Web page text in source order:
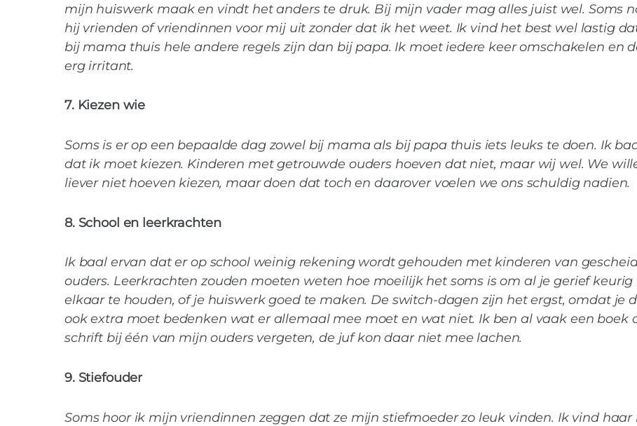
mijn huiswerk maak en vindt het anders te druk. Bij mijn vader mag alles juist wel. Soms
hij vrienden of vriendinnen voor mij uit zonder dat ik het weet. Ik vind het best wel lastig
bij mama thuis hele andere regels zijn dan bij papa. Ik moet iedere keer omschakelen en
erg irritant.
7. Kiezen wie
Soms is er op een bepaalde dag zowel bij mama als bij papa thuis iets leuks te doen. Ik
dat ik moet kiezen. Kinderen met getrouwde ouders hoeven dat niet, maar wij wel. We
liever niet hoeven kiezen, maar doen dat toch en daarover voelen we ons schuldig nadien.
8. School en leerkrachten
Ik baal ervan dat er op school weinig rekening wordt gehouden met kinderen van
ouders. Leerkrachten zouden moeten weten hoe moeilijk het soms is om al je gerief keurig
elkaar te houden, of je huiswerk goed te maken. De switch-dagen zijn het ergst, omdat je
ook extra moet bedenken wat er allemaal mee moet en wat niet. Ik ben al vaak een boek
schrift bij één van mijn ouders vergeten, de juf kon daar niet mee lachen.
9. Stiefouder
Soms hoor ik mijn vriendinnen zeggen dat ze mijn stiefmoeder zo leuk vinden. Ik vind haar